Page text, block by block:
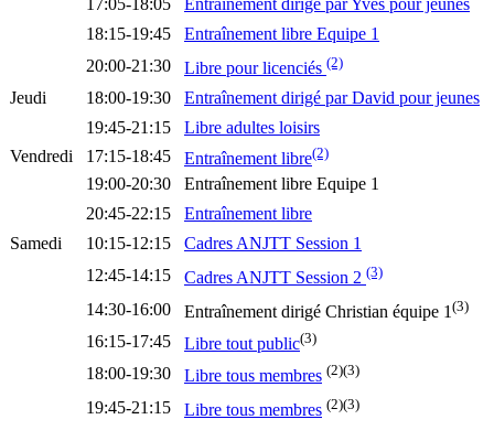
18:15-19:45
Entraînement libre Equipe 1
20:00-21:30
Libre pour licenciés (2)
Jeudi 18:00-19:30
Entraînement dirigé par David pour jeunes
19:45-21:15
Libre adultes loisirs
Vendredi
17:15-18:45 Entraînement libre(2)
19:00-20:30
Entraînement libre Equipe 1
20:45-22:15
Entraînement libre
Samedi
10:15-12:15
Cadres ANJTT Session 1
12:45-14:15
Cadres ANJTT Session 2 (3)
14:30-16:00 Entraînement dirigé Christian équipe 1 (3)
16:15-17:45 Libre tout public(3)
18:00-19:30 Libre tous membres (2)(3)
19:45-21:15 Libre tous membres (2)(3)